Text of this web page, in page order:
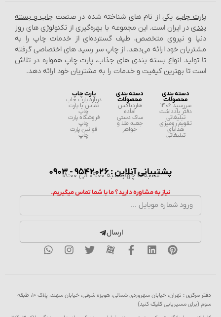
پارت چاپ، یکی از نام‌ های شناخته شده در صنعتچاپ و بسته‌
بندیدر ایران است. این مجموعه با بهره‌گیری از تکنولوژی‌ های روز
دنیا و نیروی متخصص، طیف گسترده‌ای از خدمات چاپ را به
مشتریان خود ارائه می‌دهد. از چاپ سر رسید های اختصاصی گرفته
تا تولید انواع بسته‌ بندی‌ های جذاب، پارت چاپ همواره در تلاش
است تا بهترین کیفیت و خدمات را به مشتریان خود ارائه دهد.
دسته بندی
محصولات
سررسید 1406
دفتر یادداشت
تبلیغاتی
تقویم رومیزی
هدایای
تبلیغاتی
دسته بندی
محصولات
هاردباکس
آماده
ساک دستی
جعبه طلا و
جواهر
پارت چاپ
درباره پارت چاپ
تماس با پارت
چاپ
فروشگاه پارت
چاپ
قوانین پارت
چاپ
پشتیبانی آنلاین : 9542026 - 0903
شنبه تا چهارشنبه 09:00 الی 18:00
نیاز به مشاوره دارید؟ ما با شما تماس میگیریم.
ارسال
دفتر مرکزی :
تهران، خیابان سهروردی شمالی، هویزه شرقی، خیابان سهند، پلاک ۱۰، طبقه
سوم (برای مسیریابیکلیککنید)